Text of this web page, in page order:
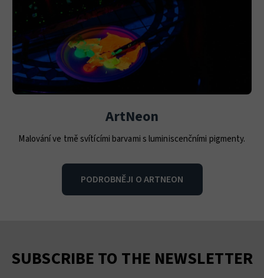
ArtNeon
Malování ve tmě svítícími barvami s luminiscenčními pigmenty.
PODROBNĚJI O ARTNEON
SUBSCRIBE TO THE NEWSLETTER